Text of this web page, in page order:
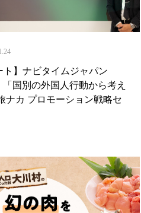
ト】ナビタイムジャパン
「国別の外国人行動から考え
ナカ プロモーション戦略セ